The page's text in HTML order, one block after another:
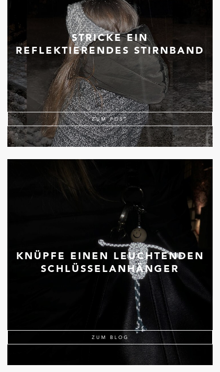
STRICKE EIN
REFLEKTIERENDES STIRNBAND
ZUM POST
KNÜPFE EINEN LEUCHTENDEN
SCHLÜSSELANHÄNGER
ZUM BLOG